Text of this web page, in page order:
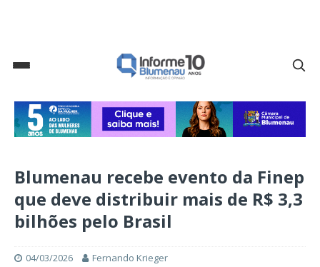
Blumenau recebe evento da Finep
que deve distribuir mais de R$ 3,3
bilhões pelo Brasil
04/03/2026 Fernando Krieger